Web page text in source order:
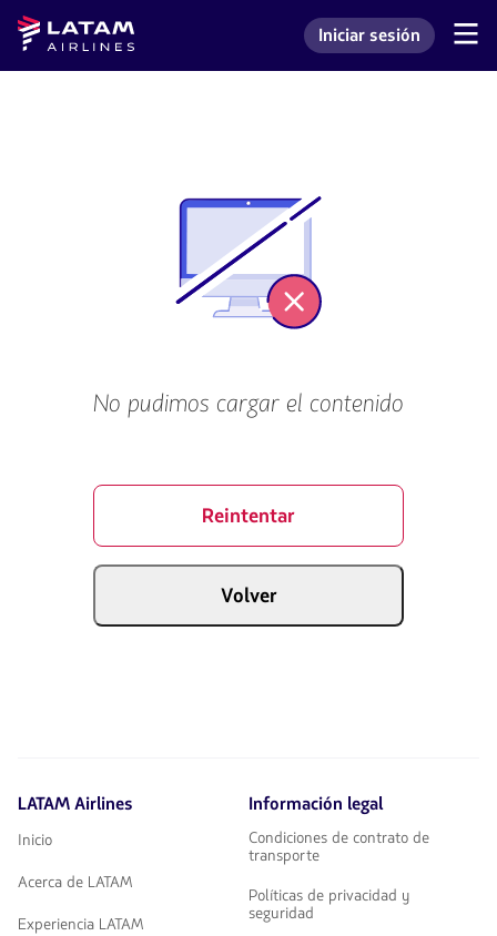
Saltar
menú.
Saltar al
contenido
principal.
Navegación
Latam
Airlines
Ingresar a mi cuenta
Iniciar sesión
No pudimos cargar el contenido
Reintentar
Volver
LATAM Airlines
Inicio
Acerca de LATAM
Experiencia LATAM
Información legal
Condiciones de contrato de
transporte
Políticas de privacidad y
seguridad